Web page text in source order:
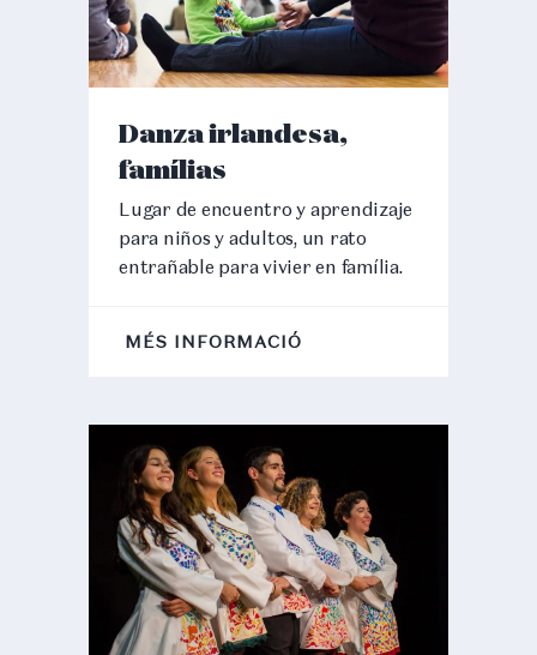
Danza irlandesa,
famílias
Lugar de encuentro y aprendizaje
para niños y adultos, un rato
entrañable para vivier en família.
MÉS INFORMACIÓ